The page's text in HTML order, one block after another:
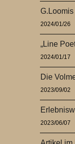
G.Loomis
2024/01/26
„Line
2024/01/17
Die
2023/09/02
2023/06/07